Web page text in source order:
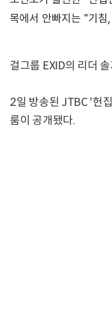
걸그룹 EXID의 리더
2일 방송된 JTBC '헌
룸이 공개됐다.